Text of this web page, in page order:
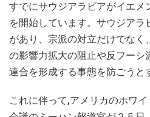
すでにサウジアラビアがイエメ
を開始しています。サウジアラ
があり、宗派の対立だけでなく
の影響力拡大の阻止や反フーシ
連合を形成する事態を防ごうと
これに伴って,アメリカのホワ